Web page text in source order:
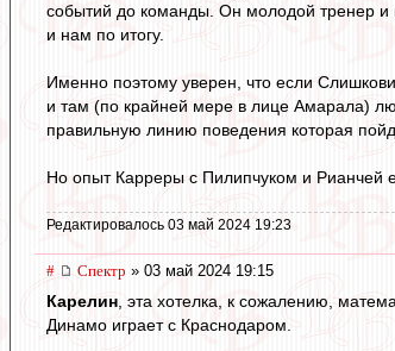
событий до команды. Он молодой тренер и
и нам по итогу.
Именно поэтому уверен, что если
и там (по крайней мере в лице Амарала)
правильную линию поведения которая
Но опыт Карреры с Пилипчуком и Рианчей
Редактировалось 03 май 2024 19:23
# Спектр » 03 май 2024 19:15
Карелин, эта хотелка, к сожалению,
Динамо играет с Краснодаром.